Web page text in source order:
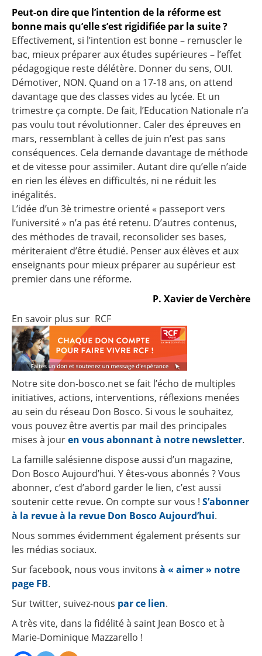
Peut-on dire que l’intention de la réforme est
bonne mais qu’elle s’est rigidifiée par la suite ?
Effectivement, si l’intention est bonne – remuscler le
bac, mieux préparer aux études supérieures – l’effet
pédagogique reste délétère. Donner du sens, OUI.
Démotiver, NON. Quand on a 17-18 ans, on attend
davantage que des classes vides au lycée. Et un
trimestre ça compte. De fait, l’Education Nationale n’a
pas voulu tout révolutionner. Caler des épreuves en
mars, ressemblant à celles de juin n’est pas sans
conséquences. Cela demande davantage de méthode
et de vitesse pour assimiler. Autant dire qu’elle n’aide
en rien les élèves en difficultés, ni ne réduit les
inégalités.
L’idée d’un 3è trimestre orienté « passeport vers
l’université » n’a pas été retenu. D’autres contenus,
des méthodes de travail, reconsolider ses bases,
mériteraient d’être étudié. Penser aux élèves et aux
enseignants pour mieux préparer au supérieur est
premier dans une réforme.
P. Xavier de Verchère
En savoir plus sur RCF
Notre site don-bosco.net se fait l’écho de multiples
initiatives, actions, interventions, réflexions menées
au sein du réseau Don Bosco. Si vous le souhaitez,
vous pouvez être avertis par mail des principales
mises à jouren vous abonnant à notre newsletter.
La famille salésienne dispose aussi d’un magazine,
Don Bosco Aujourd’hui. Y êtes-vous abonnés ? Vous
abonner, c’est d’abord garder le lien, c’est aussi
soutenir cette revue. On compte sur vous ! S’abonner
à la revue à la revue Don Bosco Aujourd’hui.
Nous sommes évidemment également présents sur
les médias sociaux.
Sur facebook, nous vous invitons à « aimer » notre
page FB.
Sur twitter, suivez-nous par ce lien.
A très vite, dans la fidélité à saint Jean Bosco et à
Marie-Dominique Mazzarello !